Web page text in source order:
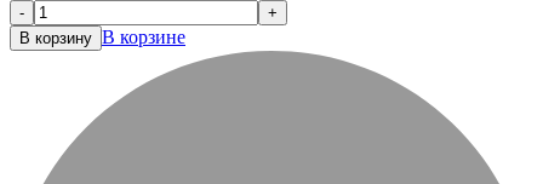
-
+
В корзину В корзине